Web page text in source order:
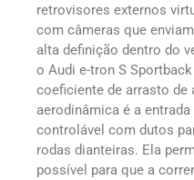
retrovisores externos
com câmeras que
alta definição dentro do
o Audi e-tron S
coeficiente de arrasto de
aerodinâmica é a
controlável com dutos
rodas dianteiras. Ela
possível para que a